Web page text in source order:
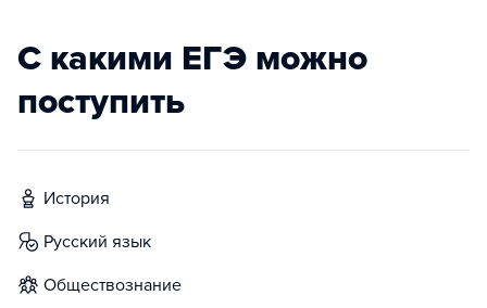
С какими ЕГЭ можно
поступить
история
русский язык
обществознание